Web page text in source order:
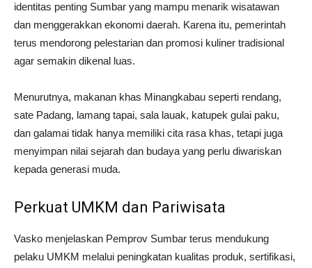
identitas penting Sumbar yang mampu menarik wisatawan
dan menggerakkan ekonomi daerah. Karena itu, pemerintah
terus mendorong pelestarian dan promosi kuliner tradisional
agar semakin dikenal luas.
Menurutnya, makanan khas Minangkabau seperti rendang,
sate Padang, lamang tapai, sala lauak, katupek gulai paku,
dan galamai tidak hanya memiliki cita rasa khas, tetapi juga
menyimpan nilai sejarah dan budaya yang perlu diwariskan
kepada generasi muda.
Perkuat UMKM dan Pariwisata
Vasko menjelaskan Pemprov Sumbar terus mendukung
pelaku UMKM melalui peningkatan kualitas produk, sertifikasi,